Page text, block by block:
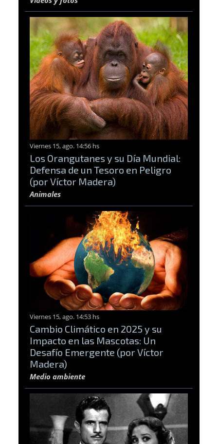
Viernes 15, ago. 14:56 hs
Los Orangutanes y su Día Mundial:
Defensa de un Tesoro en Peligro
(por Víctor Madera)
Animales
Viernes 15, ago. 14:53 hs
Cambio Climático en 2025 y su
Impacto en las Mascotas: Un
Desafío Emergente (por Víctor
Madera)
Medio ambiente